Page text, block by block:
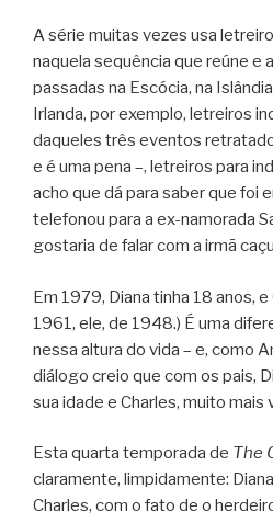
A série muitas vezes usa
naquela sequência que reúne e
passadas na Escócia, na
Irlanda, por exemplo, letreiros
daqueles três eventos
e é uma pena –, letreiros para
acho que dá para saber que foi
telefonou para a ex-namorada
gostaria de falar com a irmã
Em 1979, Diana tinha 18 anos, e
1961, ele, de 1948.) É uma
nessa altura do vida – e, como
diálogo creio que com os pais,
sua idade e Charles, muito mais
Esta quarta temporada de The
claramente, limpidamente:
Charles, com o fato de o